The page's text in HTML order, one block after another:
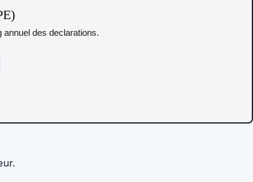
des declarations.